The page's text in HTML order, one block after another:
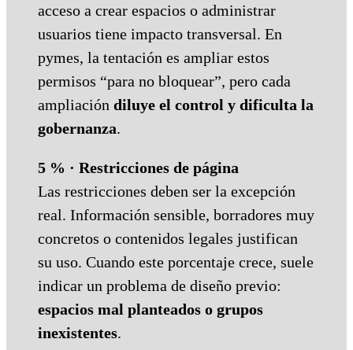
acceso a crear espacios o administrar
usuarios tiene impacto transversal. En
pymes, la tentación es ampliar estos
permisos “para no bloquear”, pero cada
ampliación diluye el control y dificulta la
gobernanza.
5 % · Restricciones de página
Las restricciones deben ser la excepción
real. Información sensible, borradores muy
concretos o contenidos legales justifican
su uso. Cuando este porcentaje crece, suele
indicar un problema de diseño previo:
espacios mal planteados o grupos
inexistentes.